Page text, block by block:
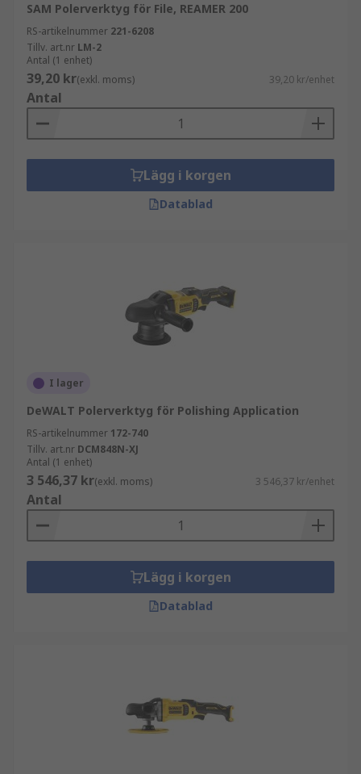
SAM Polerverktyg för File, REAMER 200
RS-artikelnummer 221-6208
Tillv. art.nr LM-2
Antal (1 enhet)
39,20 kr(exkl. moms) 39,20 kr/enhet
Antal
Lägg i korgen
Datablad
I lager
DeWALT Polerverktyg för Polishing Application
RS-artikelnummer 172-740
Tillv. art.nr DCM848N-XJ
Antal (1 enhet)
3 546,37 kr(exkl. moms) 3 546,37 kr/enhet
Antal
Lägg i korgen
Datablad